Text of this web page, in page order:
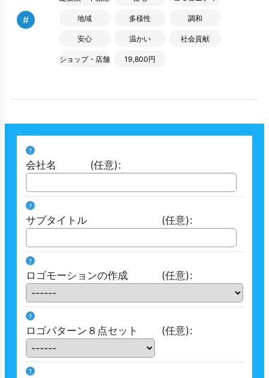
# 地域 多様性 調和
安心 温かい 社会貢献
ショップ・店舗 19,800円
?
会社名 (任意):
?
サブタイトル (任意):
?
ロゴモーションの作成 (任意):
?
ロゴパターン８点セット (任意):
?